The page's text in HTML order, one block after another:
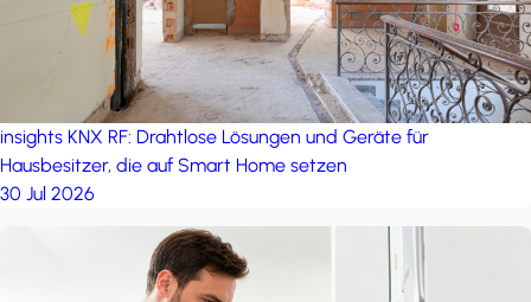
insights KNX RF: Drahtlose Lösungen und Geräte für
Hausbesitzer, die auf Smart Home setzen
30 Jul 2026